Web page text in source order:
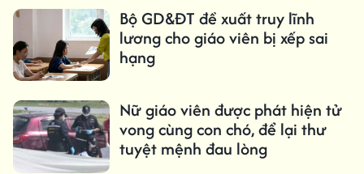
Bộ GD&ĐT đề xuất truy lĩnh
lương cho giáo viên bị xếp sai
hạng
Nữ giáo viên được phát hiện tử
vong cùng con chó, để lại thư
tuyệt mệnh đau lòng